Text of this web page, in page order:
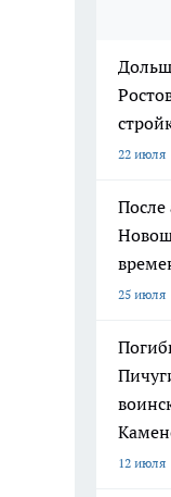
22 июля
После
25 июля
12 июля